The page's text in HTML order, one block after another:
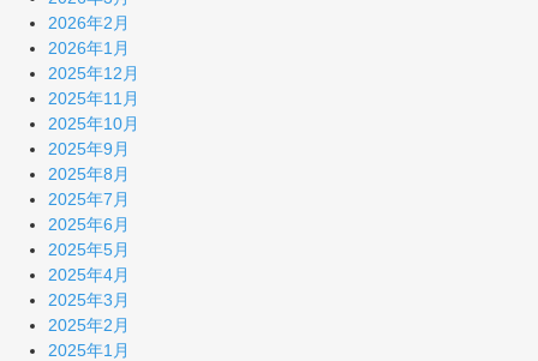
2026年2月
2026年1月
2025年12月
2025年11月
2025年10月
2025年9月
2025年8月
2025年7月
2025年6月
2025年5月
2025年4月
2025年3月
2025年2月
2025年1月